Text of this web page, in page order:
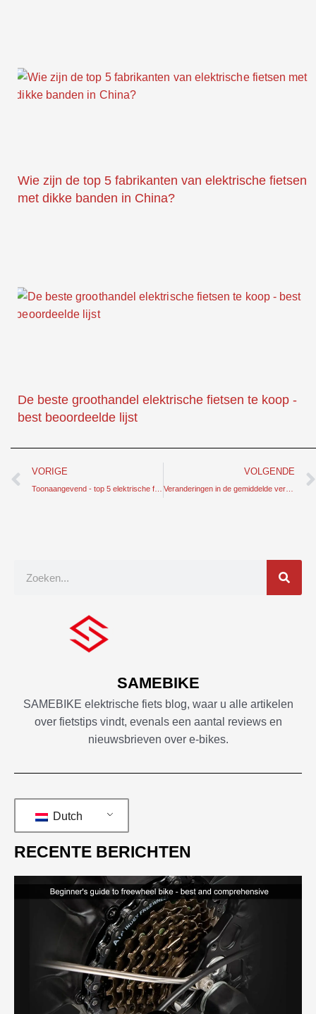
Wie zijn de top 5 fabrikanten van elektrische fietsen
met dikke banden in China?
De beste groothandel elektrische fietsen te koop -
best beoordeelde lijst
Prev
VORIGE VOLGENDE
SAMEBIKE
SAMEBIKE elektrische fiets blog, waar u alle artikelen
over fietstips vindt, evenals een aantal reviews en
nieuwsbrieven over e-bikes.
Dutch
RECENTE BERICHTEN